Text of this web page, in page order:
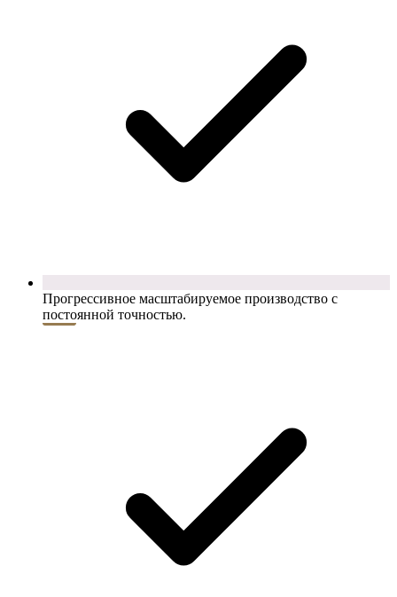
Прогрессивное масштабируемое производство с
постоянной точностью.